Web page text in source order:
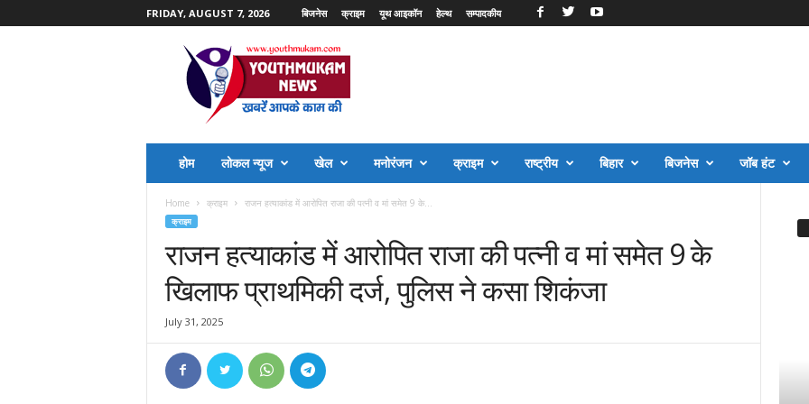
FRIDAY, AUGUST 7, 2026 बिजनेस क्राइम यूथ आइकॉन हेल्थ सम्पादकीय
होम लोकल न्यूज खेल मनोरंजन क्राइम राष्ट्रीय बिहार बिजनेस जॉब हंट
Home क्राइम राजन हत्याकांड में आरोपित राजा की पत्नी व मां समेत 9 के...
क्राइम
राजन हत्याकांड में आरोपित राजा की पत्नी व मां समेत 9 के
खिलाफ प्राथमिकी दर्ज, पुलिस ने कसा शिकंजा
July 31, 2025